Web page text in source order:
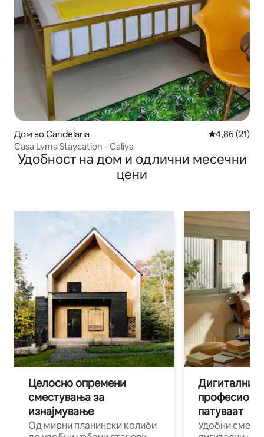
Дом во Candelaria Просечна
4,86 (21)
Casa Lyma Staycation - Caliya
Удобност на дом и одлични месечни
цени
Целосно опремени
сместувања за
изнајмување
Од мирни планински колиби
Дигитални
патуваат
Удобни